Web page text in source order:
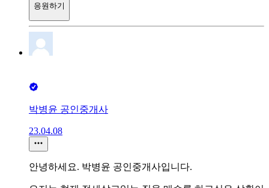
응원하기
박병윤 공인중개사
23.04.08
안녕하세요. 박병윤 공인중개사입니다.